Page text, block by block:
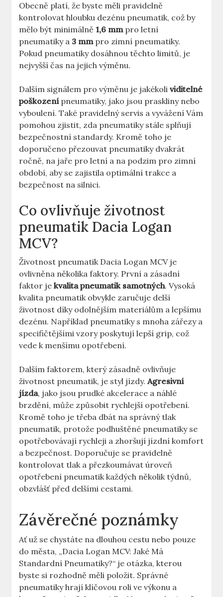
Obecně platí, že byste měli pravidelně
kontrolovat hloubku dezénu pneumatik, což by
mělo být minimálně 1,6 mmpro letní
pneumatiky a 3 mmpro zimní pneumatiky.
Pokud pneumatiky dosáhnou těchto limitů, je
nejvyšší čas na jejich výměnu.
Dalším signálem pro výměnu je jakékolividitelné
poškozenípneumatiky, jako jsou praskliny nebo
vyboulení. Také pravidelný servis a vyvážení Vám
pomohou zjistit, zda pneumatiky stále splňují
bezpečnostní standardy. Kromě toho je
doporučeno přezouvat pneumatiky dvakrát
ročně, na jaře pro letní a na podzim pro zimní
období, aby se zajistila optimální trakce a
bezpečnost na silnici.
Co ovlivňuje životnost
pneumatik Dacia Logan
MCV?
Životnost pneumatik Dacia Logan MCV je
ovlivněna několika faktory. První a zásadní
faktor jekvalita pneumatik samotných. Vysoká
kvalita pneumatik obvykle zaručuje delší
životnost díky odolnějším materiálům a lepšímu
dezénu. Například pneumatiky s mnoha zářezy a
specifičtějšími vzory poskytují lepší grip, což
vede k menšímu opotřebení.
Dalším faktorem, který zásadně ovlivňuje
životnost pneumatik, je styl jízdy.Agresivní
jízda, jako jsou prudké akcelerace a náhlé
brzdění, může způsobit rychlejší opotřebení.
Kromě toho je třeba dbát na správný tlak
pneumatik, protože podhuštěné pneumatiky se
opotřebovávají rychleji a zhoršují jízdní komfort
a bezpečnost. Doporučuje se pravidelně
kontrolovat tlak a přezkoumávat úroveň
opotřebení pneumatik každých několik týdnů,
obzvlášť před delšími cestami.
Závěrečné poznámky
Ať už se chystáte na dlouhou cestu nebo pouze
do města, „Dacia Logan MCV: Jaké Má
Standardní Pneumatiky?“ je otázka, kterou
byste si rozhodně měli položit. Správné
pneumatiky hrají klíčovou roli ve výkonu a